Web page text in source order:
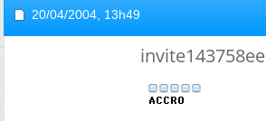
20/04/2004, 13h49
invite143758ee